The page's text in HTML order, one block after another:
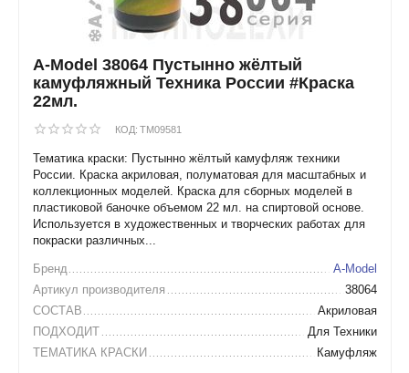
A-Model 38064 Пустынно жёлтый
камуфляжный Техника России #Краска
22мл.
КОД: TM09581
Тематика краски: Пустынно жёлтый камуфляж техники
России. Краска акриловая, полуматовая для масштабных и
коллекционных моделей. Краска для сборных моделей в
пластиковой баночке объемом 22 мл. на спиртовой основе.
Используется в художественных и творческих работах для
покраски различных...
Бренд
A-Model
Артикул производителя
38064
СОСТАВ
Акриловая
ПОДХОДИТ
Для Техники
ТЕМАТИКА КРАСКИ
Камуфляж